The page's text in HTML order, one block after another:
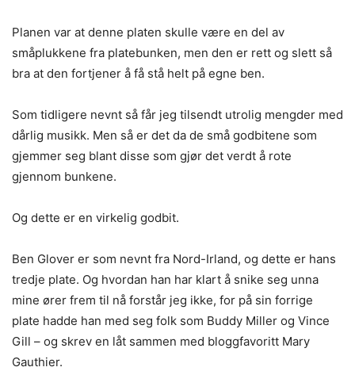
Planen var at denne platen skulle være en del av
småplukkene fra platebunken, men den er rett og slett så
bra at den fortjener å få stå helt på egne ben.
Som tidligere nevnt så får jeg tilsendt utrolig mengder med
dårlig musikk. Men så er det da de små godbitene som
gjemmer seg blant disse som gjør det verdt å rote
gjennom bunkene.
Og dette er en virkelig godbit.
Ben Glover er som nevnt fra Nord-Irland, og dette er hans
tredje plate. Og hvordan han har klart å snike seg unna
mine ører frem til nå forstår jeg ikke, for på sin forrige
plate hadde han med seg folk som Buddy Miller og Vince
Gill – og skrev en låt sammen med bloggfavoritt Mary
Gauthier.